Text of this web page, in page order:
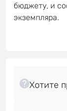
бюджету, и
экземпляра.